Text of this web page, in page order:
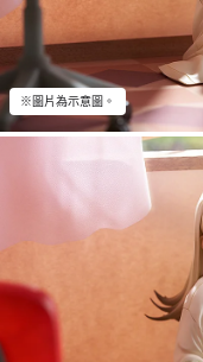
※圖片為示意圖。